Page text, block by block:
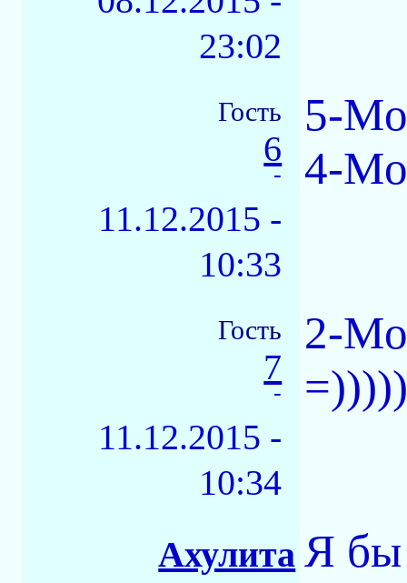
23:02
Гость
6
-
11.12.2015 -
10:33
5-
4-
Гость
7
-
11.12.2015 -
10:34
2-
Ахулита Я бы